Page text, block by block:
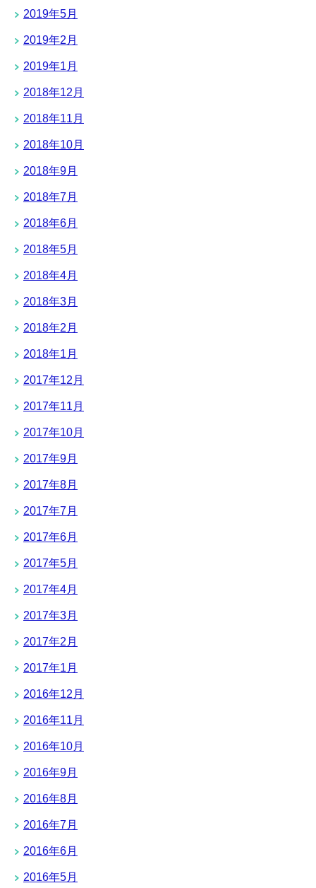
2019年5月
2019年2月
2019年1月
2018年12月
2018年11月
2018年10月
2018年9月
2018年7月
2018年6月
2018年5月
2018年4月
2018年3月
2018年2月
2018年1月
2017年12月
2017年11月
2017年10月
2017年9月
2017年8月
2017年7月
2017年6月
2017年5月
2017年4月
2017年3月
2017年2月
2017年1月
2016年12月
2016年11月
2016年10月
2016年9月
2016年8月
2016年7月
2016年6月
2016年5月